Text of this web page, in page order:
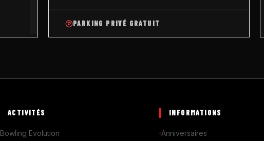
PARKING PRIVÉ GRATUIT
ACTIVITÉS
Bowling Evolution
INFORMATIONS
Anniversaires